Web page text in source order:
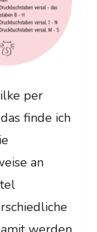
per
finde ich
an